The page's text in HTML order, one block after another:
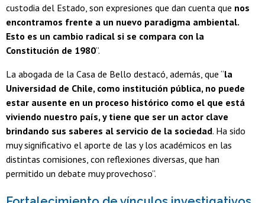
custodia del Estado, son expresiones que dan cuenta que nos
encontramos frente a un nuevo paradigma ambiental.
Esto es un cambio radical si se compara con la
Constitución de 1980”.
La abogada de la Casa de Bello destacó, además, que “la
Universidad de Chile, como institución pública, no puede
estar ausente en un proceso histórico como el que está
viviendo nuestro país, y tiene que ser un actor clave
brindando sus saberes al servicio de la sociedad. Ha sido
muy significativo el aporte de las y los académicos en las
distintas comisiones, con reflexiones diversas, que han
permitido un debate muy provechoso”.